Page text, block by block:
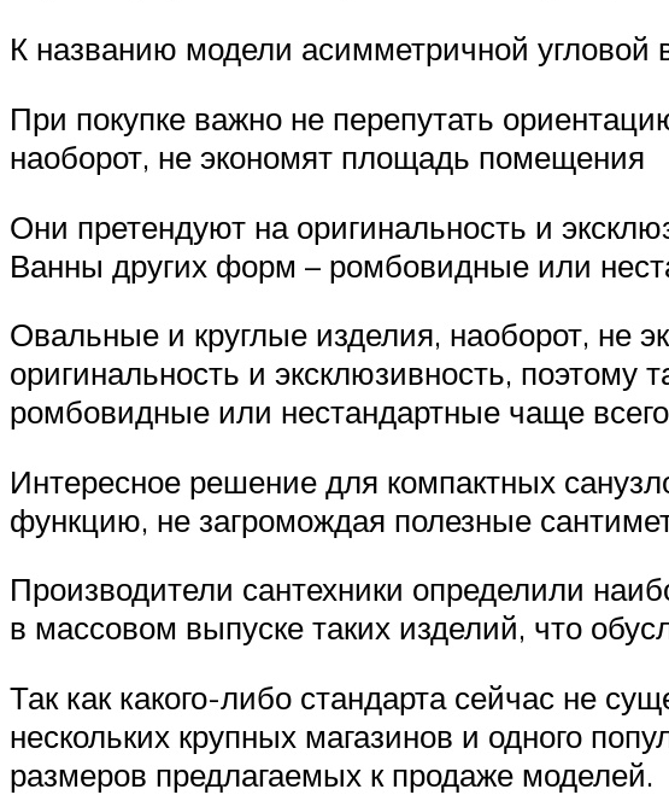
К названию модели асимметричной угловой
При покупке важно не перепутать
наоборот, не экономят площадь помещения
Они претендуют на оригинальность и
Ванны других форм – ромбовидные или
Овальные и круглые изделия, наоборот, не
оригинальность и эксклюзивность,
ромбовидные или нестандартные чаще
Интересное решение для компактных
функцию, не загромождая полезные
Производители сантехники определили
в массовом выпуске таких изделий, что
Так как какого-либо стандарта сейчас не
нескольких крупных магазинов и одного
размеров предлагаемых к продаже моделей.